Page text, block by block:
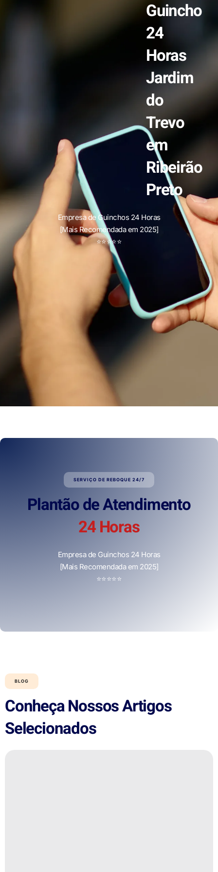
Guincho
24
Horas
Jardim
do
Trevo
em
Ribeirão
Preto
Empresa de Guinchos 24 Horas
[Mais Recomendada em 2025]
⭐⭐⭐⭐⭐
SERVIÇO DE REBOQUE 24/7
Plantão de Atendimento
24 Horas
Empresa de Guinchos 24 Horas
[Mais Recomendada em 2025]
⭐⭐⭐⭐⭐
BLOG
Conheça Nossos Artigos
Selecionados